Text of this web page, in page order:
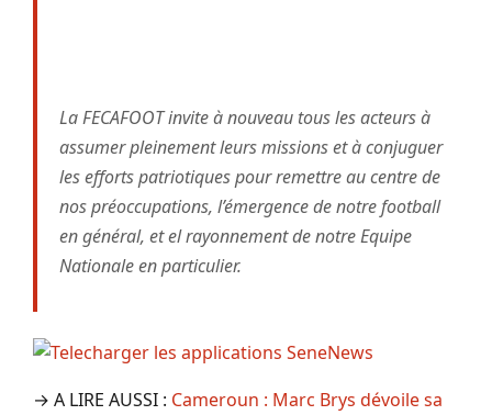
La FECAFOOT invite à nouveau tous les acteurs à
assumer pleinement leurs missions et à conjuguer
les efforts patriotiques pour remettre au centre de
nos préoccupations, l’émergence de notre football
en général, et el rayonnement de notre Equipe
Nationale en particulier.
→ A LIRE AUSSI : Cameroun : Marc Brys dévoile sa